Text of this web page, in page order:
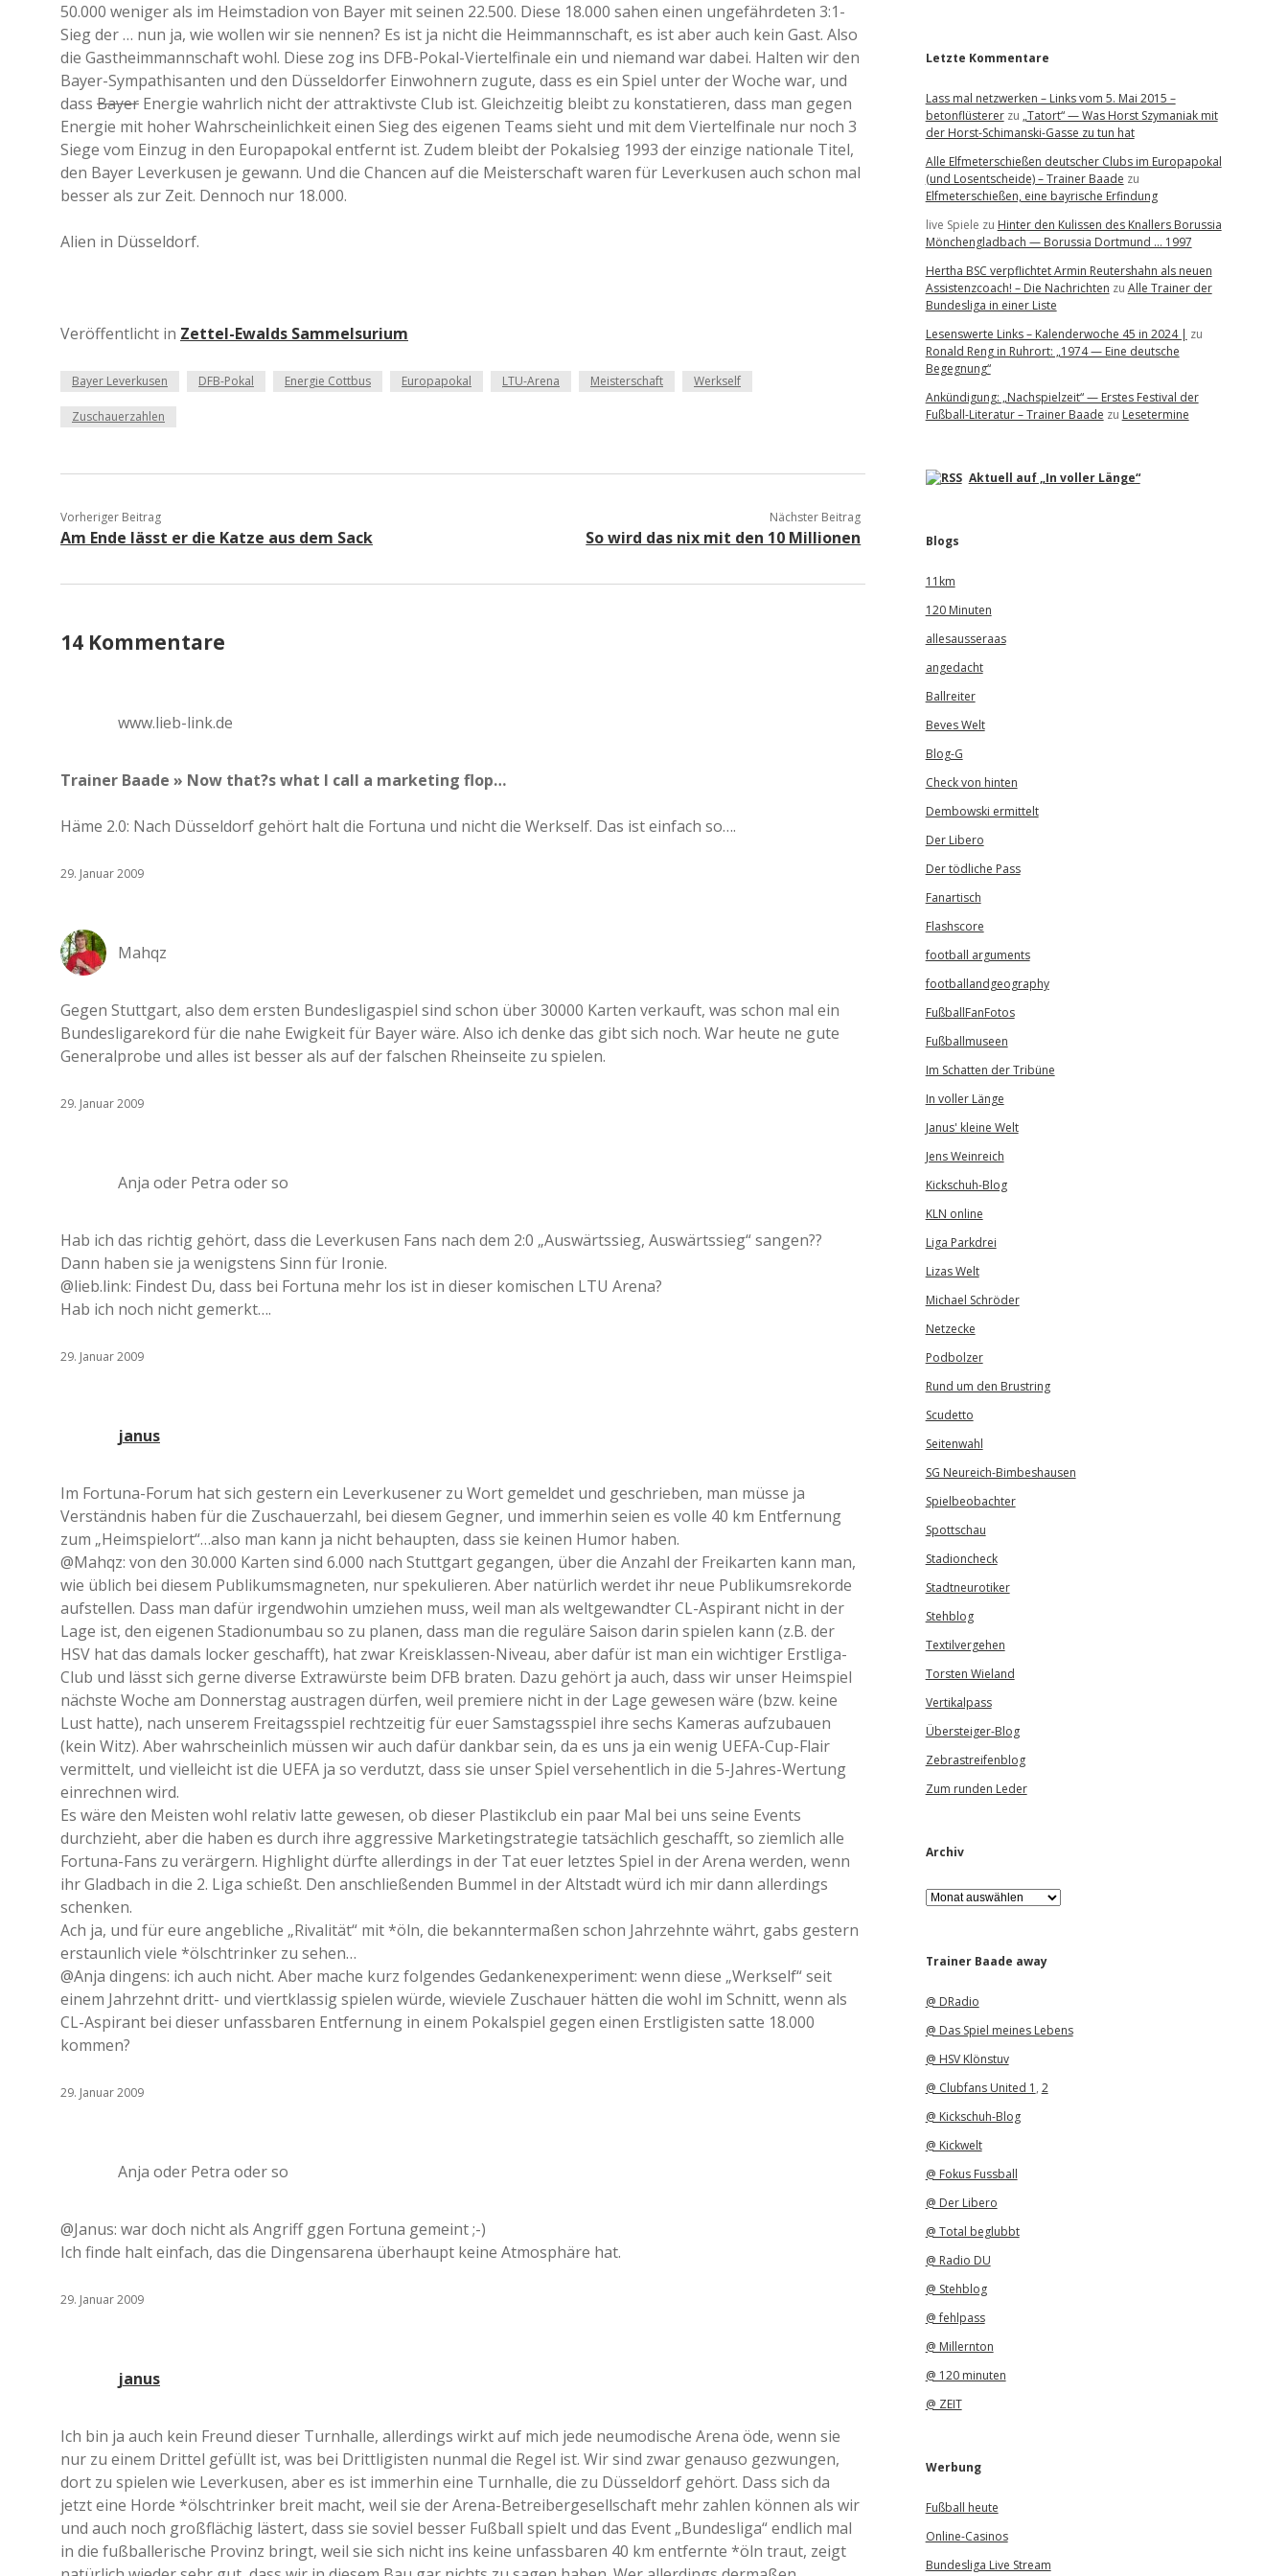
a
a
d
50.000 weniger als im Heimstadion von Bayer mit seinen 22.500. Diese 18.000 sahen einen ungefährdeten 3:1-
Sieg der … nun ja, wie wollen wir sie nennen? Es ist ja nicht die Heimmannschaft, es ist aber auch kein Gast. Also
die Gastheimmannschaft wohl. Diese zog ins DFB-Pokal-Viertelfinale ein und niemand war dabei. Halten wir den
Bayer-Sympathisanten und den Düsseldorfer Einwohnern zugute, dass es ein Spiel unter der Woche war, und
dass Bayer Energie wahrlich nicht der attraktivste Club ist. Gleichzeitig bleibt zu konstatieren, dass man gegen
Energie mit hoher Wahrscheinlichkeit einen Sieg des eigenen Teams sieht und mit dem Viertelfinale nur noch 3
Siege vom Einzug in den Europapokal entfernt ist. Zudem bleibt der Pokalsieg 1993 der einzige nationale Titel,
den Bayer Leverkusen je gewann. Und die Chancen auf die Meisterschaft waren für Leverkusen auch schon mal
besser als zur Zeit. Dennoch nur 18.000.
Alien in Düsseldorf.
Veröffentlicht in Zettel-Ewalds Sammelsurium
Bayer Leverkusen DFB-Pokal Energie Cottbus Europapokal LTU-Arena Meisterschaft Werkself
Zuschauerzahlen
Vorheriger Beitrag
Am Ende lässt er die Katze aus dem Sack
Nächster Beitrag
So wird das nix mit den 10 Millionen
14 Kommentare
www.lieb-link.de
Trainer Baade » Now that?s what I call a marketing flop…
Häme 2.0: Nach Düsseldorf gehört halt die Fortuna und nicht die Werkself. Das ist einfach so….
29. Januar 2009
Mahqz
Gegen Stuttgart, also dem ersten Bundesligaspiel sind schon über 30000 Karten verkauft, was schon mal ein
Bundesligarekord für die nahe Ewigkeit für Bayer wäre. Also ich denke das gibt sich noch. War heute ne gute
Generalprobe und alles ist besser als auf der falschen Rheinseite zu spielen.
29. Januar 2009
Anja oder Petra oder so
Hab ich das richtig gehört, dass die Leverkusen Fans nach dem 2:0 „Auswärtssieg, Auswärtssieg“ sangen??
Dann haben sie ja wenigstens Sinn für Ironie.
@lieb.link: Findest Du, dass bei Fortuna mehr los ist in dieser komischen LTU Arena?
Hab ich noch nicht gemerkt….
29. Januar 2009
janus
Im Fortuna-Forum hat sich gestern ein Leverkusener zu Wort gemeldet und geschrieben, man müsse ja
Verständnis haben für die Zuschauerzahl, bei diesem Gegner, und immerhin seien es volle 40 km Entfernung
zum „Heimspielort“…also man kann ja nicht behaupten, dass sie keinen Humor haben.
@Mahqz: von den 30.000 Karten sind 6.000 nach Stuttgart gegangen, über die Anzahl der Freikarten kann man,
wie üblich bei diesem Publikumsmagneten, nur spekulieren. Aber natürlich werdet ihr neue Publikumsrekorde
aufstellen. Dass man dafür irgendwohin umziehen muss, weil man als weltgewandter CL-Aspirant nicht in der
Lage ist, den eigenen Stadionumbau so zu planen, dass man die reguläre Saison darin spielen kann (z.B. der
HSV hat das damals locker geschafft), hat zwar Kreisklassen-Niveau, aber dafür ist man ein wichtiger Erstliga-
Club und lässt sich gerne diverse Extrawürste beim DFB braten. Dazu gehört ja auch, dass wir unser Heimspiel
nächste Woche am Donnerstag austragen dürfen, weil premiere nicht in der Lage gewesen wäre (bzw. keine
Lust hatte), nach unserem Freitagsspiel rechtzeitig für euer Samstagsspiel ihre sechs Kameras aufzubauen
(kein Witz). Aber wahrscheinlich müssen wir auch dafür dankbar sein, da es uns ja ein wenig UEFA-Cup-Flair
vermittelt, und vielleicht ist die UEFA ja so verdutzt, dass sie unser Spiel versehentlich in die 5-Jahres-Wertung
einrechnen wird.
Es wäre den Meisten wohl relativ latte gewesen, ob dieser Plastikclub ein paar Mal bei uns seine Events
durchzieht, aber die haben es durch ihre aggressive Marketingstrategie tatsächlich geschafft, so ziemlich alle
Fortuna-Fans zu verärgern. Highlight dürfte allerdings in der Tat euer letztes Spiel in der Arena werden, wenn
ihr Gladbach in die 2. Liga schießt. Den anschließenden Bummel in der Altstadt würd ich mir dann allerdings
schenken.
Ach ja, und für eure angebliche „Rivalität“ mit *öln, die bekanntermaßen schon Jahrzehnte währt, gabs gestern
erstaunlich viele *ölschtrinker zu sehen…
@Anja dingens: ich auch nicht. Aber mache kurz folgendes Gedankenexperiment: wenn diese „Werkself“ seit
einem Jahrzehnt dritt- und viertklassig spielen würde, wieviele Zuschauer hätten die wohl im Schnitt, wenn als
CL-Aspirant bei dieser unfassbaren Entfernung in einem Pokalspiel gegen einen Erstligisten satte 18.000
kommen?
29. Januar 2009
Anja oder Petra oder so
@Janus: war doch nicht als Angriff ggen Fortuna gemeint ;-)
Ich finde halt einfach, das die Dingensarena überhaupt keine Atmosphäre hat.
29. Januar 2009
janus
Ich bin ja auch kein Freund dieser Turnhalle, allerdings wirkt auf mich jede neumodische Arena öde, wenn sie
nur zu einem Drittel gefüllt ist, was bei Drittligisten nunmal die Regel ist. Wir sind zwar genauso gezwungen,
dort zu spielen wie Leverkusen, aber es ist immerhin eine Turnhalle, die zu Düsseldorf gehört. Dass sich da
jetzt eine Horde *ölschtrinker breit macht, weil sie der Arena-Betreibergesellschaft mehr zahlen können als wir
und auch noch großflächig lästert, dass sie soviel besser Fußball spielt und das Event „Bundesliga“ endlich mal
in die fußballerische Provinz bringt, weil sie sich nicht ins keine unfassbaren 40 km entfernte *öln traut, zeigt
Letzte Kommentare
Lass mal netzwerken – Links vom 5. Mai 2015 –
betonflüstererzu „Tatort“ — Was Horst Szymaniak mit
der Horst-Schimanski-Gasse zu tun hat
Alle Elfmeterschießen deutscher Clubs im Europapokal
(und Losentscheide) – Trainer Baade zu
Elfmeterschießen, eine bayrische Erfindung
live Spiele zu Hinter den Kulissen des Knallers Borussia
Mönchengladbach — Borussia Dortmund … 1997
Hertha BSC verpflichtet Armin Reutershahn als neuen
Assistenzcoach! – Die Nachrichten zu Alle Trainer der
Bundesliga in einer Liste
Lesenswerte Links – Kalenderwoche 45 in 2024 | zu
Ronald Reng in Ruhrort: „1974 — Eine deutsche
Begegnung“
Ankündigung: „Nachspielzeit“ — Erstes Festival der
Fußball-Literatur – Trainer Baade zu Lesetermine
Aktuell auf „In voller Länge“
Blogs
11km
120 Minuten
allesausseraas
angedacht
Ballreiter
Beves Welt
Blog-G
Check von hinten
Dembowski ermittelt
Der Libero
Der tödliche Pass
Fanartisch
Flashscore
football arguments
footballandgeography
FußballFanFotos
Fußballmuseen
Im Schatten der Tribüne
In voller Länge
Janus' kleine Welt
Jens Weinreich
Kickschuh-Blog
KLN online
Liga Parkdrei
Lizas Welt
Michael Schröder
Netzecke
Podbolzer
Rund um den Brustring
Scudetto
Seitenwahl
SG Neureich-Bimbeshausen
Spielbeobachter
Spottschau
Stadioncheck
Stadtneurotiker
Stehblog
Textilvergehen
Torsten Wieland
Vertikalpass
Übersteiger-Blog
Zebrastreifenblog
Zum runden Leder
Archiv
A
r
iTrainer Baade away
@ DRadio
@ Das Spiel meines Lebens
@ HSV Klönstuv
@ Clubfans United 1 , 2
@ Kickschuh-Blog
@ Kickwelt
@ Fokus Fussball
@ Der Libero
@ Total beglubbt
@ Radio DU
@ Stehblog
@ fehlpass
@ Millernton
@ 120 minuten
@ ZEIT
Werbung
Fußball heute
Online-Casinos
Bundesliga Live Stream